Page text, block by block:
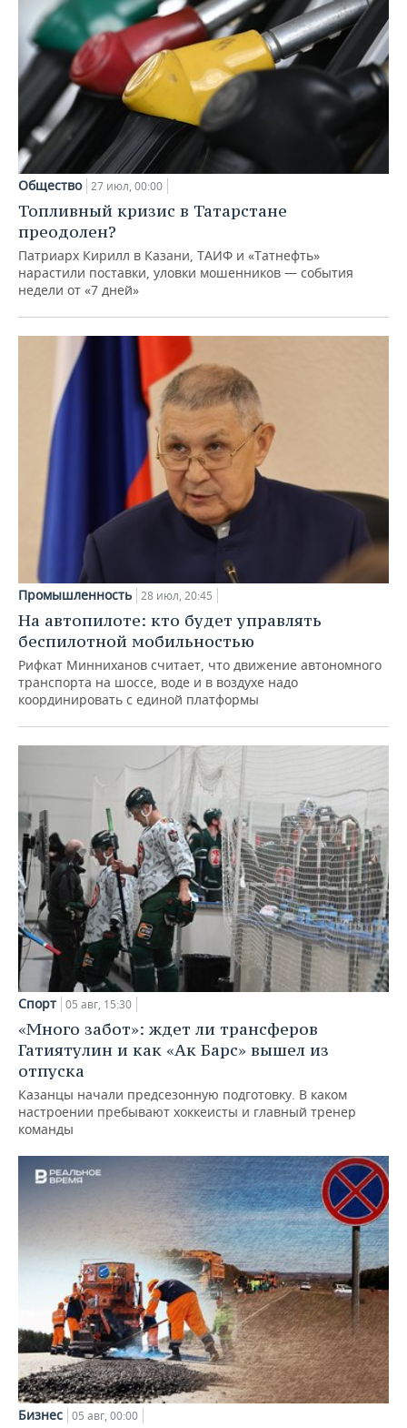
Общество 27 июл, 00:00
Топливный кризис в Татарстане
преодолен?
Патриарх Кирилл в Казани, ТАИФ и «Татнефть»
нарастили поставки, уловки мошенников — события
недели от «7 дней»
Промышленность 28 июл, 20:45
На автопилоте: кто будет управлять
беспилотной мобильностью
Рифкат Минниханов считает, что движение автономного
транспорта на шоссе, воде и в воздухе надо
координировать с единой платформы
Спорт 05 авг, 15:30
«Много забот»: ждет ли трансферов
Гатиятулин и как «Ак Барс» вышел из
отпуска
Казанцы начали предсезонную подготовку. В каком
настроении пребывают хоккеисты и главный тренер
команды
Бизнес 05 авг, 00:00